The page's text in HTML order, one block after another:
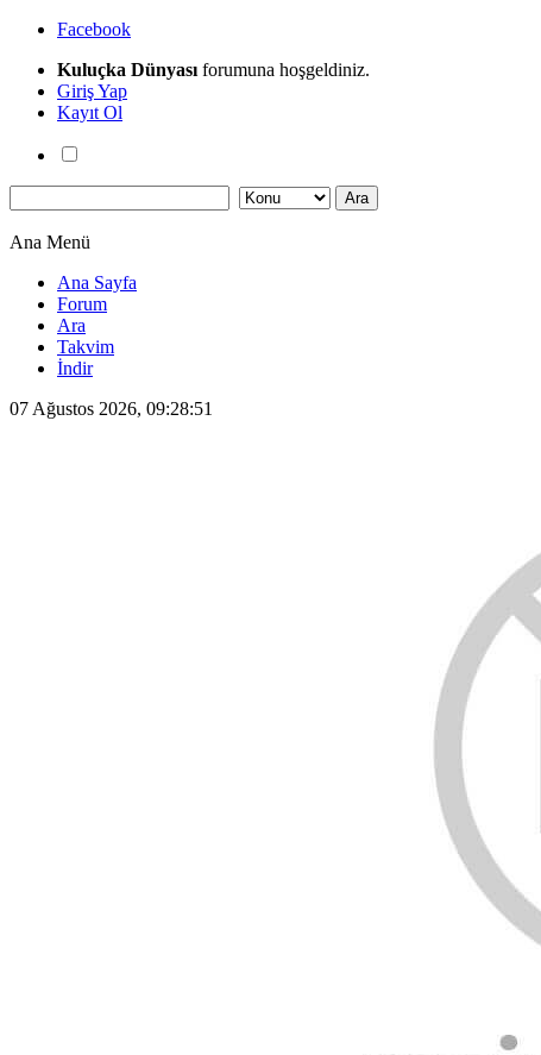
Facebook
Kuluçka Dünyası forumuna hoşgeldiniz.
Giriş Yap
Kayıt Ol
Ana Menü
Ana Sayfa
Forum
Ara
Takvim
İndir
07 Ağustos 2026, 09:28:51